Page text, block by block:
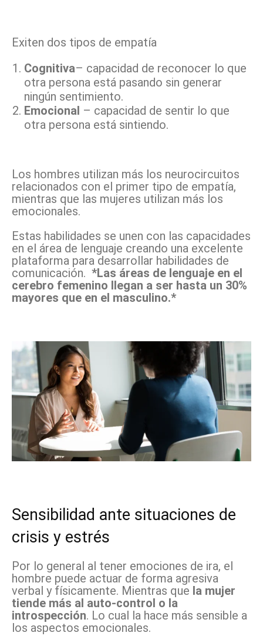
Exiten dos tipos de empatía
Cognitiva– capacidad de reconocer lo que
otra persona está pasando sin generar
ningún sentimiento.
Emocional – capacidad de sentir lo que
otra persona está sintiendo.
Los hombres utilizan más los neurocircuitos
relacionados con el primer tipo de empatía,
mientras que las mujeres utilizan más los
emocionales.
Estas habilidades se unen con las capacidades
en el área de lenguaje creando una excelente
plataforma para desarrollar habilidades de
comunicación. *Las áreas de lenguaje en el
cerebro femenino llegan a ser hasta un 30%
mayores que en el masculino.*
Sensibilidad ante situaciones de
crisis y estrés
Por lo general al tener emociones de ira, el
hombre puede actuar de forma agresiva
verbal y físicamente. Mientras que la mujer
tiende más al auto-control o la
introspección. Lo cual la hace más sensible a
los aspectos emocionales.